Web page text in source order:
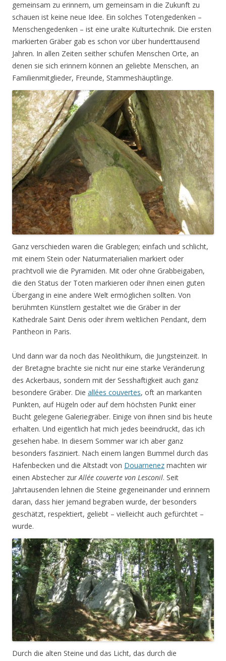
gemeinsam zu erinnern, um gemeinsam in die Zukunft zu
schauen ist keine neue Idee. Ein solches Totengedenken –
Menschengedenken – ist eine uralte Kulturtechnik. Die ersten
markierten Gräber gab es schon vor über hunderttausend
Jahren. In allen Zeiten seither schufen Menschen Orte, an
denen sie sich erinnern können an geliebte Menschen, an
Familienmitglieder, Freunde, Stammeshäuptlinge.
Ganz verschieden waren die Grablegen; einfach und schlicht,
mit einem Stein oder Naturmaterialien markiert oder
prachtvoll wie die Pyramiden. Mit oder ohne Grabbeigaben,
die den Status der Toten markieren oder ihnen einen guten
Übergang in eine andere Welt ermöglichen sollten. Von
berühmten Künstlern gestaltet wie die Gräber in der
Kathedrale Saint Denis oder ihrem weltlichen Pendant, dem
Pantheon in Paris.
Und dann war da noch das Neolithikum, die Jungsteinzeit. In
der Bretagne brachte sie nicht nur eine starke Veränderung
des Ackerbaus, sondern mit der Sesshaftigkeit auch ganz
besondere Gräber. Die allées couvertes, oft an markanten
Punkten, auf Hügeln oder auf dem höchsten Punkt einer
Bucht gelegene Galeriegräber. Einige von ihnen sind bis heute
erhalten. Und eigentlich hat mich jedes beeindruckt, das ich
gesehen habe. In diesem Sommer war ich aber ganz
besonders fasziniert. Nach einem langen Bummel durch das
Hafenbecken und die Altstadt von Douarnenez machten wir
einen Abstecher zurAllée couverte von Lesconil. Seit
Jahrtausenden lehnen die Steine gegeneinander und erinnern
daran, dass hier jemand begraben wurde, der besonders
geschätzt, respektiert, geliebt – vielleicht auch gefürchtet –
wurde.
Durch die alten Steine und das Licht, das durch die